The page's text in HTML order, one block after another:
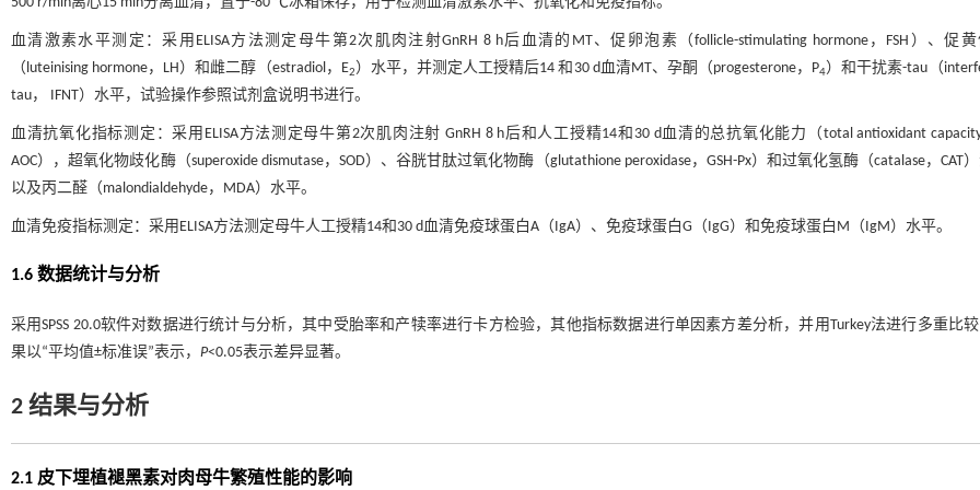
血清激素水平测定：采用ELISA方法测定母牛第2次肌肉注射GnRH 8 h后血清的MT、促卵泡素（follicle-stimulating hormone，FSH）、促
（luteinising hormone，LH）和雌二醇（estradiol，E2）水平，并测定人工授精后14 和30 d血清MT、孕酮（progesterone，P4）和干扰素-tau（
tau， IFNT）水平，试验操作参照试剂盒说明书进行。
血清抗氧化指标测定：采用ELISA方法测定母牛第2次肌肉注射 GnRH 8 h后和人工授精14和30 d血清的总抗氧化能力（total antioxidant
AOC），超氧化物歧化酶（superoxide dismutase，SOD）、谷胱甘肽过氧化物酶（glutathione peroxidase，GSH-Px）和过氧化氢酶（catalase，CAT
以及丙二醛（malondialdehyde，MDA）水平。
血清免疫指标测定：采用ELISA方法测定母牛人工授精14和30 d血清免疫球蛋白A（IgA）、免疫球蛋白G（IgG）和免疫球蛋白M（IgM）水平。
1.6 数据统计与分析
采用SPSS 20.0软件对数据进行统计与分析，其中受胎率和产犊率进行卡方检验，其他指标数据进行单因素方差分析，并用Turkey法进行多重比
果以“平均值±标准误”表示， P<0.05表示差异显著。
2 结果与分析
2.1 皮下埋植褪黑素对肉母牛繁殖性能的影响